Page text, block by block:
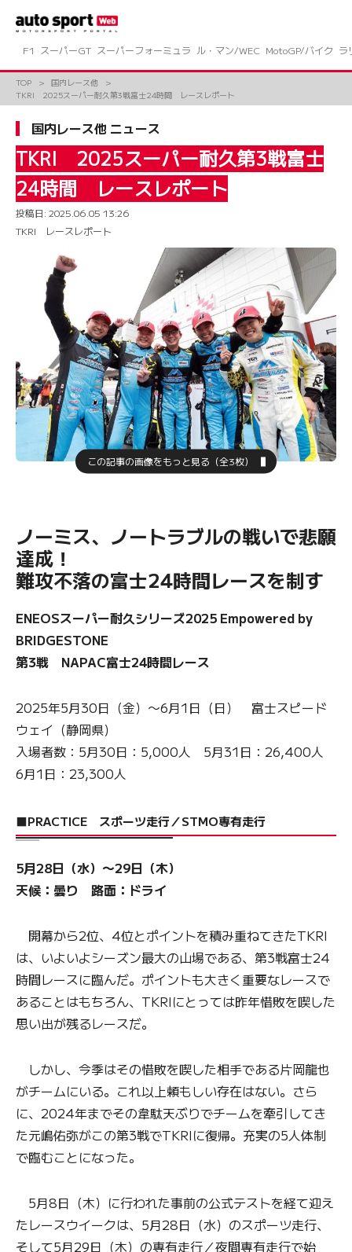
ツ
キ
F1 スーパーGT スーパーフォーミュラ ル・マン/WEC MotoGP/バイク ラ
TOP
国内レース他
TKRI 2025スーパー耐久第3戦富士24時間 レースレポート
国内レース他 ニュース
TKRI 2025スーパー耐久第3戦富士
24時間 レースレポート
投稿日: 2025.06.05 13:26
TKRI レースレポート
この記事の画像をもっと見る（全3枚）
ノーミス、ノートラブルの戦いで悲願
達成！
難攻不落の富士24時間レースを制す
ENEOSスーパー耐久シリーズ2025 Empowered by
BRIDGESTONE
第3戦 NAPAC富士24時間レース
2025年5月30日（金）〜6月1日（日） 富士スピード
ウェイ（静岡県）
入場者数：5月30日：5,000人 5月31日：26,400人
6月1日：23,300人
■PRACTICE スポーツ走行／STMO専有走行
5月28日（水）〜29日（木）
天候：曇り 路面：ドライ
開幕から2位、4位とポイントを積み重ねてきたTKRI
は、いよいよシーズン最大の山場である、第3戦富士24
時間レースに臨んだ。ポイントも大きく重要なレースで
あることはもちろん、TKRIにとっては昨年惜敗を喫した
思い出が残るレースだ。
しかし、今季はその惜敗を喫した相手である片岡龍也
がチームにいる。これ以上頼もしい存在はない。さら
に、2024年までその韋駄天ぶりでチームを牽引してき
た元嶋佑弥がこの第3戦でTKRIに復帰。充実の5人体制
で臨むことになった。
5月8日（木）に行われた事前の公式テストを経て迎え
たレースウイークは、5月28日（水）のスポーツ走行、
そして5月29日（木）の専有走行／夜間専有走行で始